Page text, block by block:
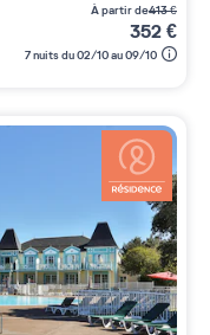
à partir de413€
352€
7 nuits du 02/10 au 09/10